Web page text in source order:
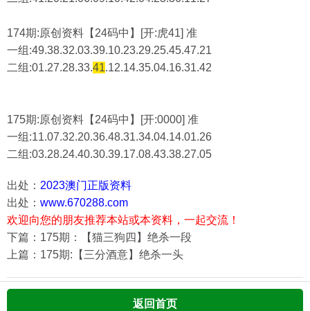
174期:原创资料【24码中】[开:虎41] 准
一组:49.38.32.03.39.10.23.29.25.45.47.21
二组:01.27.28.33.41.12.14.35.04.16.31.42
175期:原创资料【24码中】[开:0000] 准
一组:11.07.32.20.36.48.31.34.04.14.01.26
二组:03.28.24.40.30.39.17.08.43.38.27.05
出处： 2023澳门正版资料
出处： www.670288.com
欢迎向您的朋友推荐本站或本资料，一起交流！
下篇：175期：【猫三狗四】绝杀一段
上篇：175期:【三分酒意】绝杀一头
返回首页